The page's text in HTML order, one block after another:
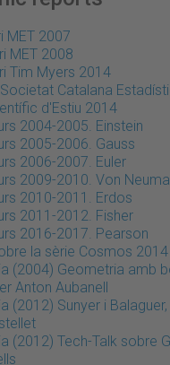
MET 2007
MET 2008
Tim Myers 2014
Catalana
d'Estiu 2014
2004-2005. Einstein
2005-2006. Gauss
2006-2007. Euler
2009-2010. Von
2010-2011. Erdos
2011-2012. Fisher
2016-2017. Pearson
la sèrie Cosmos 2014
(2004) Geometria amb
Anton Aubanell
(2012) Sunyer i
(2012) Tech-Talk sobre